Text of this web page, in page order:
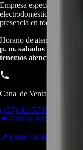
Empresa especializada en
electrodomésticos, motos
presencia en toda Colombia.
Horario de atención Call
p. m. sabados de 9:00 a.
tenemos atencion online.
Canal de Ventas!!
(+57) 301 5739461
💬 Chatear por WhatsApp
📍 UBICACIONES Y